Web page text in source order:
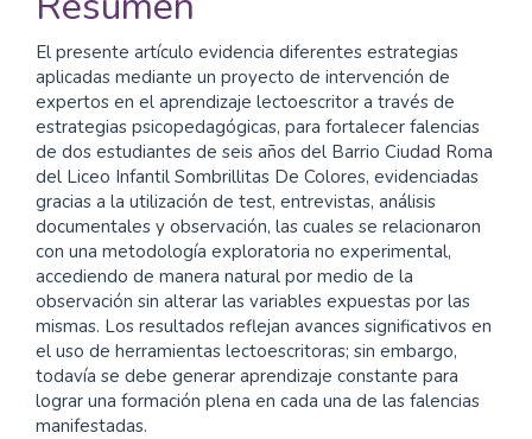
artículo
El presente artículo evidencia diferentes estrategias
aplicadas mediante un proyecto de intervención de
expertos en el aprendizaje lectoescritor a través de
estrategias psicopedagógicas, para fortalecer falencias
de dos estudiantes de seis años del Barrio Ciudad Roma
del Liceo Infantil Sombrillitas De Colores, evidenciadas
gracias a la utilización de test, entrevistas, análisis
documentales y observación, las cuales se relacionaron
con una metodología exploratoria no experimental,
accediendo de manera natural por medio de la
observación sin alterar las variables expuestas por las
mismas. Los resultados reflejan avances significativos en
el uso de herramientas lectoescritoras; sin embargo,
todavía se debe generar aprendizaje constante para
lograr una formación plena en cada una de las falencias
manifestadas.